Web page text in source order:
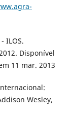
ILOS.
Disponível
11 mar. 2013
Wesley,